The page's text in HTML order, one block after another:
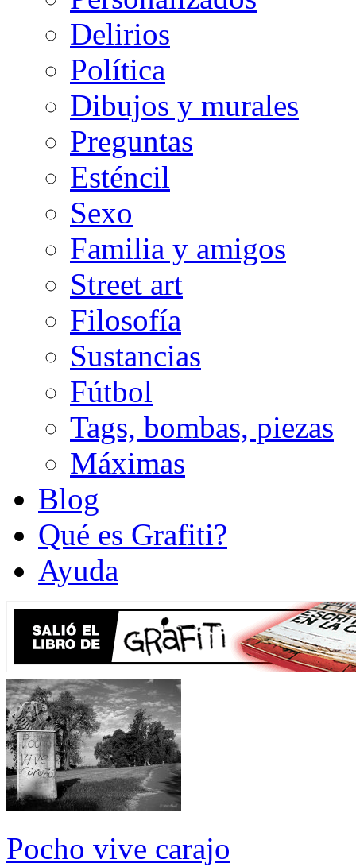
Delirios
Política
Dibujos y murales
Preguntas
Esténcil
Sexo
Familia y amigos
Street art
Filosofía
Sustancias
Fútbol
Tags, bombas, piezas
Máximas
Blog
Qué es Grafiti?
Ayuda
Pocho vive carajo